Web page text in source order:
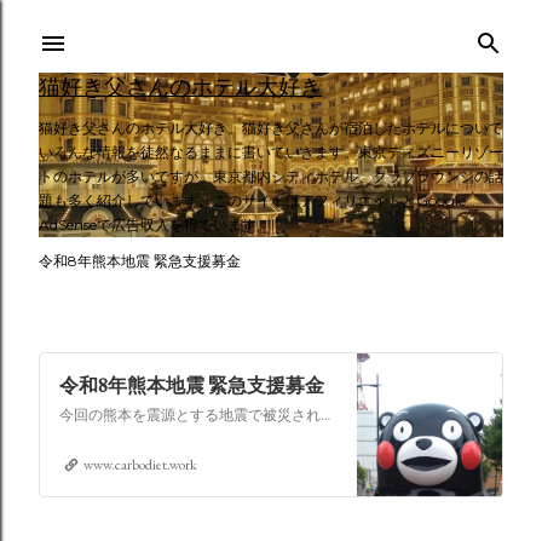
スキップしてメイン コンテンツに移動
猫好き父さんのホテル大好き
猫好き父さんのホテル大好き。猫好き父さんが宿泊したホテルについて
いろんな情報を徒然なるままに書いていきます。東京ディズニーリゾー
トのホテルが多いですが、東京都内シティホテル、クラブラウンジの話
題も多く紹介しています。このサイトはアフィリエイトとGoogle
AdSenseで広告収入を得ています。
令和8年熊本地震 緊急支援募金
令和8年熊本地震 緊急支援募金
今回の熊本を震源とする地震で被災された皆さままだまだ余震も続き大変な時間を過ごされていると思います。心よりお見舞い申し上げます
www.carbodiet.work